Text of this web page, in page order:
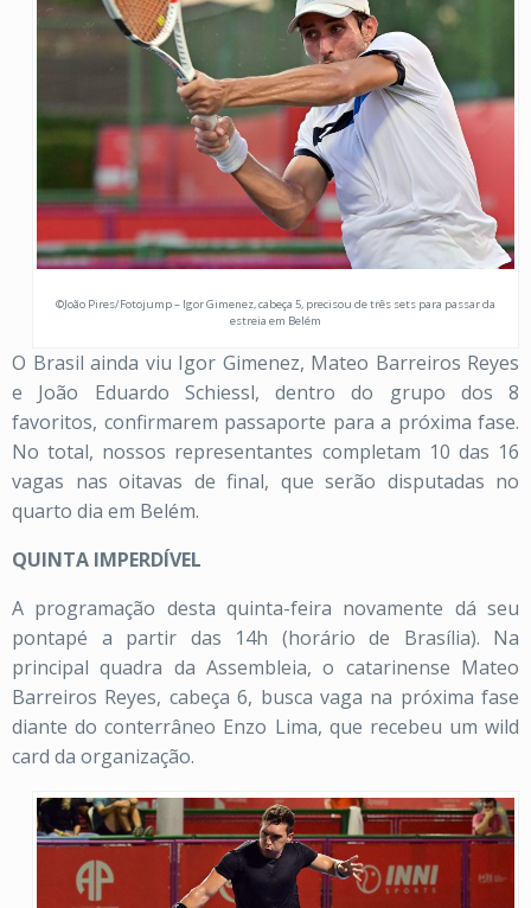
©João Pires/Fotojump – Igor Gimenez, cabeça 5, precisou de três sets para passar da
estreia em Belém
O Brasil ainda viu Igor Gimenez, Mateo Barreiros Reyes
e João Eduardo Schiessl, dentro do grupo dos 8
favoritos, confirmarem passaporte para a próxima fase.
No total, nossos representantes completam 10 das 16
vagas nas oitavas de final, que serão disputadas no
quarto dia em Belém.
QUINTA IMPERDÍVEL
A programação desta quinta-feira novamente dá seu
pontapé a partir das 14h (horário de Brasília). Na
principal quadra da Assembleia, o catarinense Mateo
Barreiros Reyes, cabeça 6, busca vaga na próxima fase
diante do conterrâneo Enzo Lima, que recebeu um wild
card da organização.